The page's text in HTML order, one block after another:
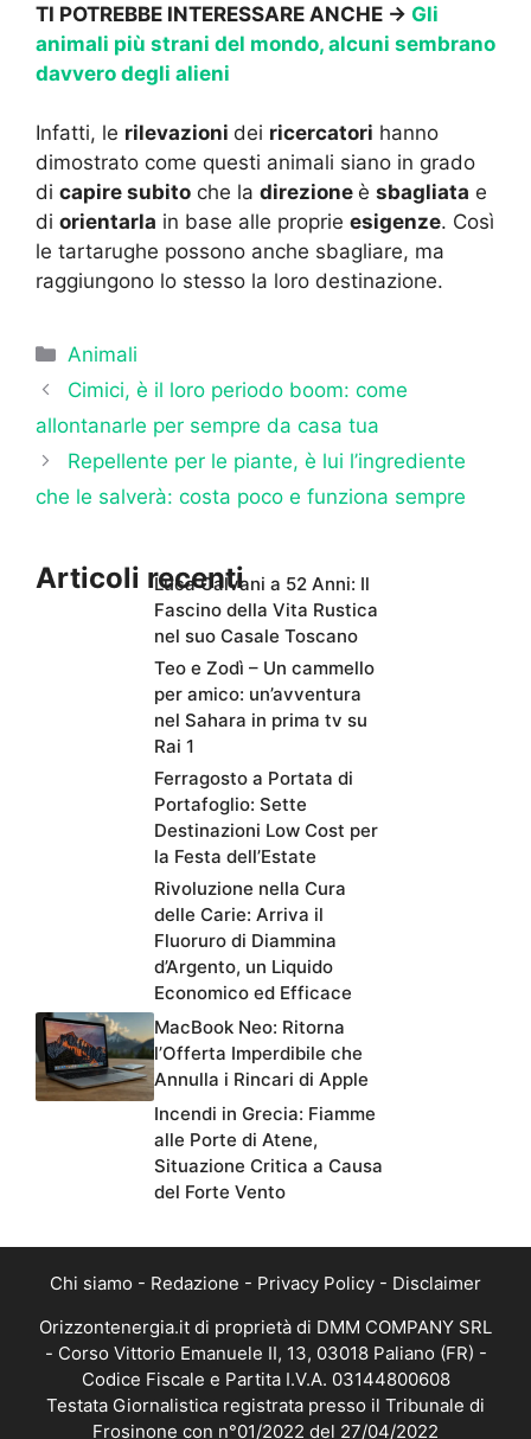
TI POTREBBE INTERESSARE ANCHE -> Gli
animali più strani del mondo, alcuni sembrano
davvero degli alieni
Infatti, le rilevazioni dei ricercatori hanno
dimostrato come questi animali siano in grado
di capire subito che la direzione è sbagliata e
di orientarla in base alle proprie esigenze. Così
le tartarughe possono anche sbagliare, ma
raggiungono lo stesso la loro destinazione.
Categorie
Animali
Cimici, è il loro periodo boom: come
allontanarle per sempre da casa tua
Repellente per le piante, è lui l’ingrediente
che le salverà: costa poco e funziona sempre
Articoli recentiLuca Calvani a 52 Anni: Il
Fascino della Vita Rustica
nel suo Casale Toscano
Teo e Zodì – Un cammello
per amico: un’avventura
nel Sahara in prima tv su
Rai 1
Ferragosto a Portata di
Portafoglio: Sette
Destinazioni Low Cost per
la Festa dell’Estate
Rivoluzione nella Cura
delle Carie: Arriva il
Fluoruro di Diammina
d’Argento, un Liquido
Economico ed Efficace
MacBook Neo: Ritorna
l’Offerta Imperdibile che
Annulla i Rincari di Apple
Incendi in Grecia: Fiamme
alle Porte di Atene,
Situazione Critica a Causa
del Forte Vento
Chi siamo - Redazione - Privacy Policy - Disclaimer
Orizzontenergia.it di proprietà di DMM COMPANY SRL
- Corso Vittorio Emanuele II, 13, 03018 Paliano (FR) -
Codice Fiscale e Partita I.V.A. 03144800608
Testata Giornalistica registrata presso il Tribunale di
Frosinone con n°01/2022 del 27/04/2022